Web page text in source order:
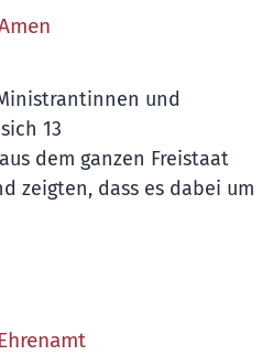
und
13
dem ganzen Freistaat
zeigten, dass es dabei um